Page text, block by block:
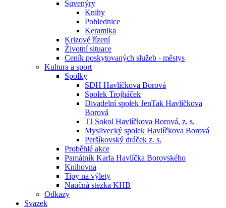
Suvenýry
Knihy
Pohlednice
Keramika
Krizové řízení
Životní situace
Ceník poskytovaných služeb - městys
Kultura a sport
Spolky
SDH Havlíčkova Borová
Spolek Trojháček
Divadelní spolek JenTak Havlíčkova
Borová
TJ Sokol Havlíčkova Borová, z. s.
Myslivecký spolek Havlíčkova Borová
Peršíkovský dráček z. s.
Proběhlé akce
Památník Karla Havlíčka Borovského
Knihovna
Tipy na výlety
Naučná stezka KHB
Odkazy
Svazek